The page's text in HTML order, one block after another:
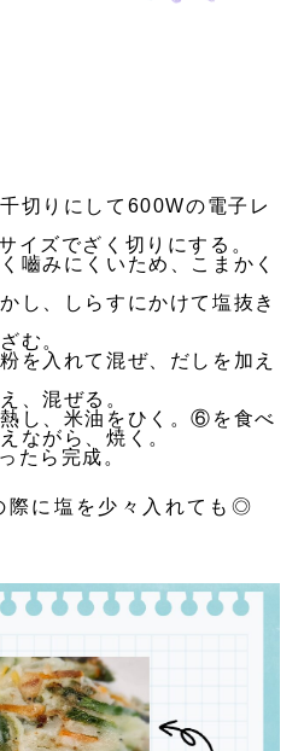
切りにして600Wの電子レ
イズでざく切りにする。
嚙みにくいため、こまかく
し、しらすにかけて塩抜き
む。
を入れて混ぜ、だしを加え
混ぜる。
し、米油をひく。⑥を食べ
ながら、焼く。
たら完成。
に塩を少々入れても◎